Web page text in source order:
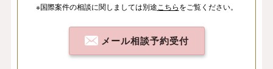
※国際案件の相談に関しましては別途 こちらをご覧ください。
メール相談予約受付